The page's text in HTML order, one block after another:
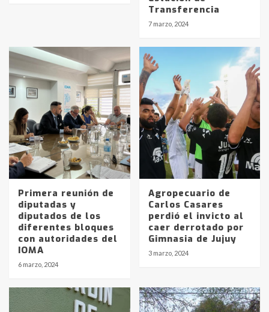
Transferencia
7 marzo, 2024
Primera reunión de
diputadas y
diputados de los
diferentes bloques
con autoridades del
IOMA
6 marzo, 2024
Agropecuario de
Carlos Casares
perdió el invicto al
caer derrotado por
Gimnasia de Jujuy
3 marzo, 2024
Identidad de los adolescentes
protagonistas del fatal accidente